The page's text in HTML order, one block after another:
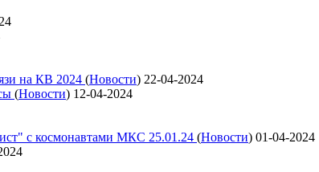
на КВ 2024 (Новости) 22-04-2024
(Новости) 12-04-2024
с космонавтами МКС 25.01.24 (Новости) 01-04-2024